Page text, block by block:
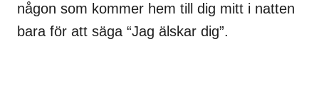
någon som kommer hem till dig mitt i natten
bara för att säga “Jag älskar dig”.